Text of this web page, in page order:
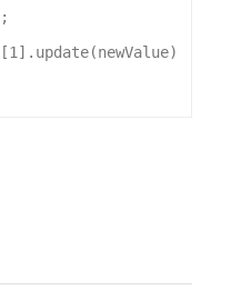
;
[1 ]. update(newValue)